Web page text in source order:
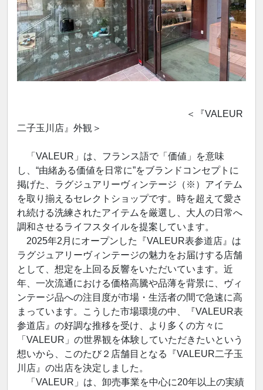
＜『VALEUR
二子玉川店』外観＞
「VALEUR」は、フランス語で「価値」を意味
し、“由緒ある価値を日常に”をブランドコンセプトに
掲げた、ラグジュアリーヴィンテージ（※）アイテム
を取り揃えるセレクトショップです。時を超えて愛さ
れ続ける洗練されたアイテムを厳選し、大人の日常へ
調和させるライフスタイルを提案しています。
2025年2月にオープンした『VALEUR表参道店』は
ラグジュアリーヴィンテージの魅力をお届けする店舗
として、想定を上回る反響をいただいています。近
年、一次流通における価格高騰や品薄を背景に、ヴィ
ンテージ品への注目度が市場・生活者の間で急速に高
まっています。こうした市場環境の中、『VALEUR表
参道店』の好調な推移を受け、より多くの方々に
「VALEUR」の世界観を体験していただきたいという
想いから、このたび２店舗目となる『VALEUR二子玉
川店』の出店を決定しました。
「VALEUR」は、卸売事業を中心に20年以上の実績